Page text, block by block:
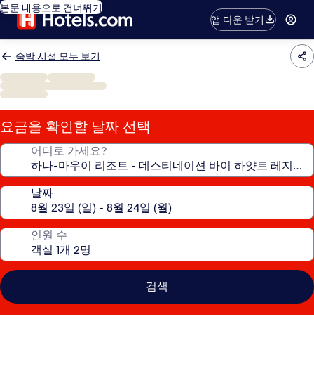
본문 내용으로 건너뛰기
앱 다운 받기
숙박 시설 모두 보기
요금을 확인할 날짜 선택
어디로 가세요?
날짜
인원 수
검색